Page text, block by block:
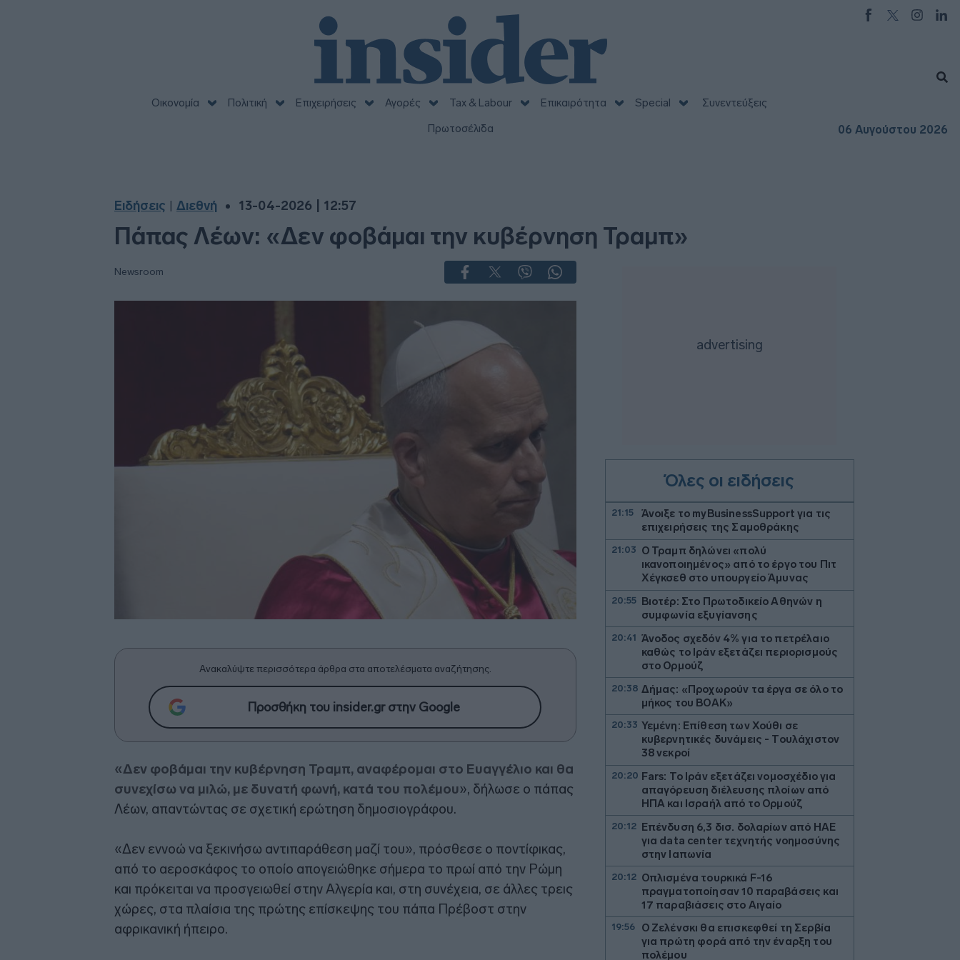
Οικονομία Πολιτική Επιχειρήσεις Αγορές Tax & Labour Επικαιρότητα Special
Συνεντεύξεις
Πρωτοσέλιδα
06 Αυγούστου 2026
Ειδήσεις Διεθνή 13-04-2026 | 12:57
Πάπας Λέων: «Δεν φοβάμαι την κυβέρνηση Τραμπ»
Newsroom
Ανακαλύψτε περισσότερα άρθρα στα αποτελέσματα αναζήτησης.
Προσθήκη του insider.gr στην Google
«Δεν φοβάμαι την κυβέρνηση Τραμπ, αναφέρομαι στο Ευαγγέλιο και θα
συνεχίσω να μιλώ, με δυνατή φωνή, κατά του πολέμου», δήλωσε ο πάπας
Λέων, απαντώντας σε σχετική ερώτηση δημοσιογράφου.
«Δεν εννοώ να ξεκινήσω αντιπαράθεση μαζί του», πρόσθεσε ο ποντίφικας,
από το αεροσκάφος το οποίο απογειώθηκε σήμερα το πρωί από την Ρώμη
και πρόκειται να προσγειωθεί στην Αλγερία και, στη συνέχεια, σε άλλες τρεις
χώρες, στα πλαίσια της πρώτης επίσκεψης του πάπα Πρέβοστ στην
αφρικανική ήπειρο.
Όλες οι ειδήσεις
21:15
Άνοιξε το myBusinessSupport για τις
επιχειρήσεις της Σαμοθράκης
21:03 Ο Τραμπ δηλώνει «πολύ
ικανοποιημένος» από το έργο του Πιτ
Χέγκσεθ στο υπουργείο Άμυνας
20:55 Βιοτέρ: Στο Πρωτοδικείο Αθηνών η
συμφωνία εξυγίανσης
20:41 Άνοδος σχεδόν 4% για το πετρέλαιο
καθώς το Ιράν εξετάζει περιορισμούς
στο Ορμούζ
20:38 Δήμας: «Προχωρούν τα έργα σε όλο το
μήκος του ΒΟΑΚ»
20:33 Υεμένη: Επίθεση των Χούθι σε
κυβερνητικές δυνάμεις - Τουλάχιστον
38 νεκροί
20:20 Fars: Το Ιράν εξετάζει νομοσχέδιο για
απαγόρευση διέλευσης πλοίων από
ΗΠΑ και Ισραήλ από το Ορμούζ
20:12 Επένδυση 6,3 δισ. δολαρίων από ΗΑΕ
για data center τεχνητής νοημοσύνης
στην Ιαπωνία
20:12 Οπλισμένα τουρκικά F-16
πραγματοποίησαν 10 παραβάσεις και
17 παραβιάσεις στο Αιγαίο
19:56
Ο Ζελένσκι θα επισκεφθεί τη Σερβία
για πρώτη φορά από την έναρξη του
πολέμου